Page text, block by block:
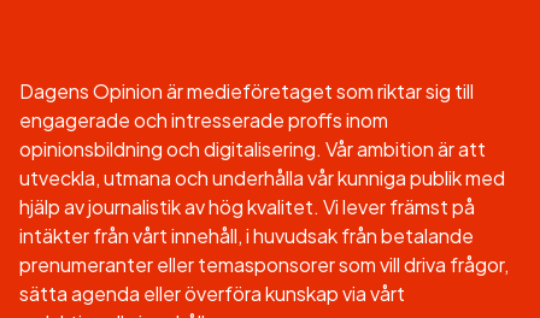
Dagens Opinion är medieföretaget som riktar sig till
engagerade och intresserade proffs inom
opinionsbildning och digitalisering. Vår ambition är att
utveckla, utmana och underhålla vår kunniga publik med
hjälp av journalistik av hög kvalitet. Vi lever främst på
intäkter från vårt innehåll, i huvudsak från betalande
prenumeranter eller temasponsorer som vill driva frågor,
sätta agenda eller överföra kunskap via vårt